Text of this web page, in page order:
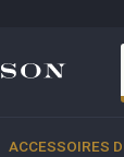
ACCESSOIRES